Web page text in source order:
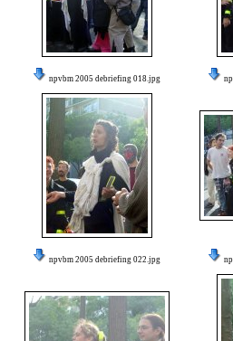
npvbm 2005 debriefing 018.jpg
npvbm 2005 debriefing 022.jpg